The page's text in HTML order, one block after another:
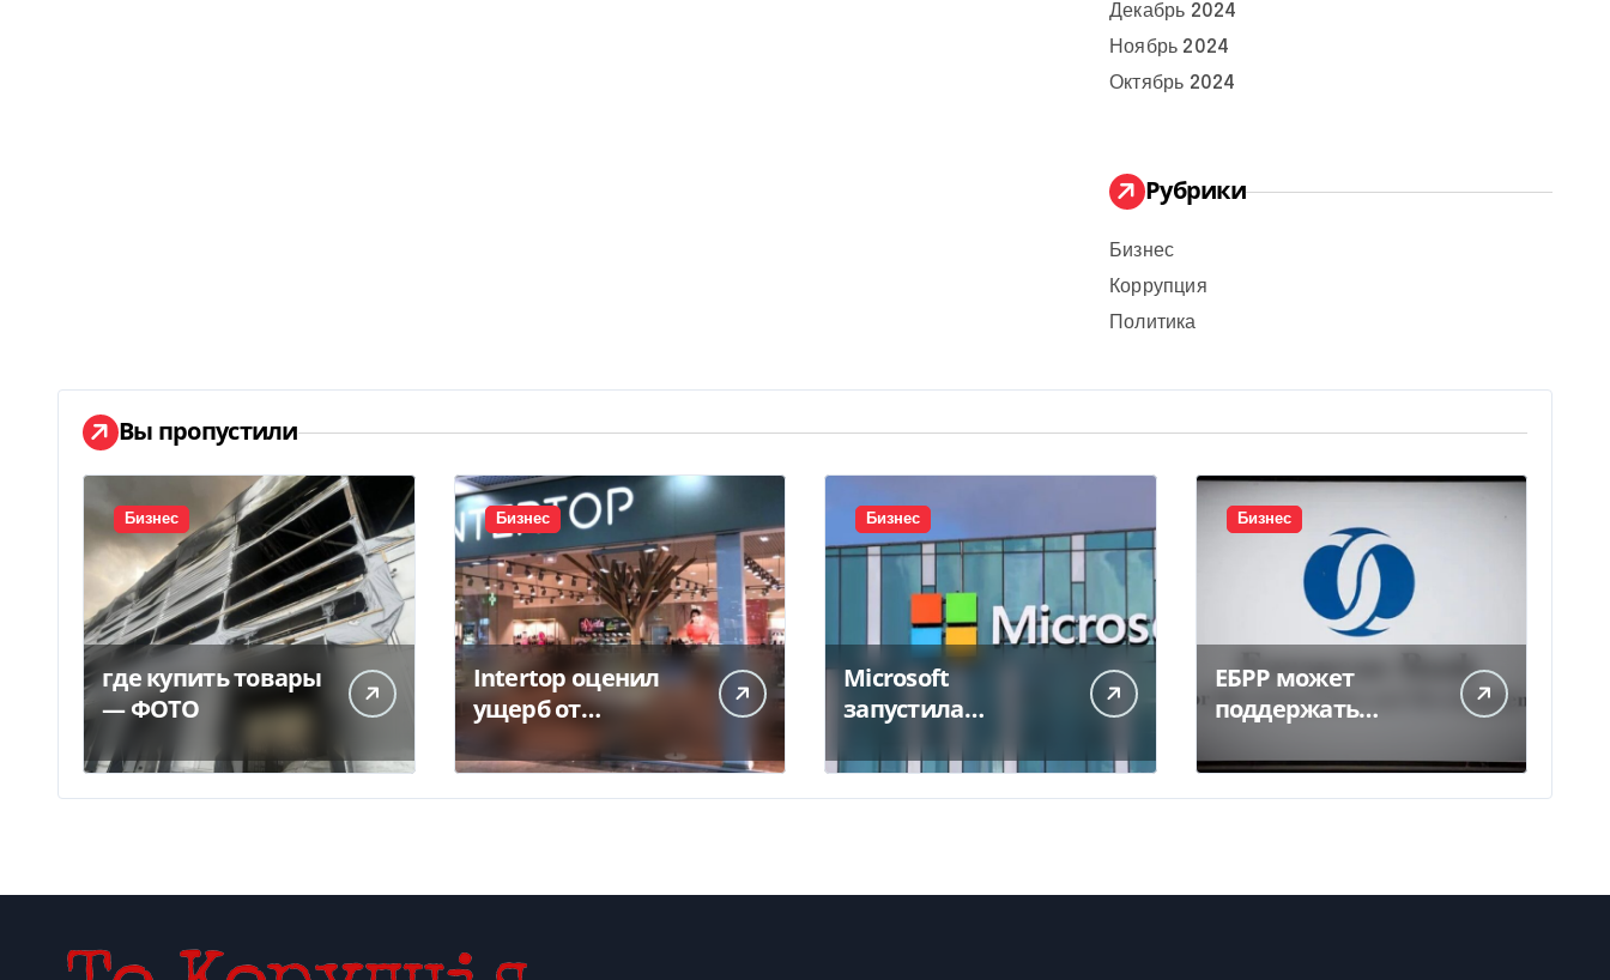
Декабрь 2024
Ноябрь 2024
Октябрь 2024
Рубрики
Бизнес
Коррупция
Политика
Вы пропустили
Бизнес
где купить товары
— ФОТО
Бизнес
Intertop оценил
ущерб от
склада в 450 млн
грн
Бизнес
Microsoft
запустила
центр в Индии за
$20,5 миллиарда
Бизнес
ЕБРР может
поддержать
украинского
бизнеса на 300 млн